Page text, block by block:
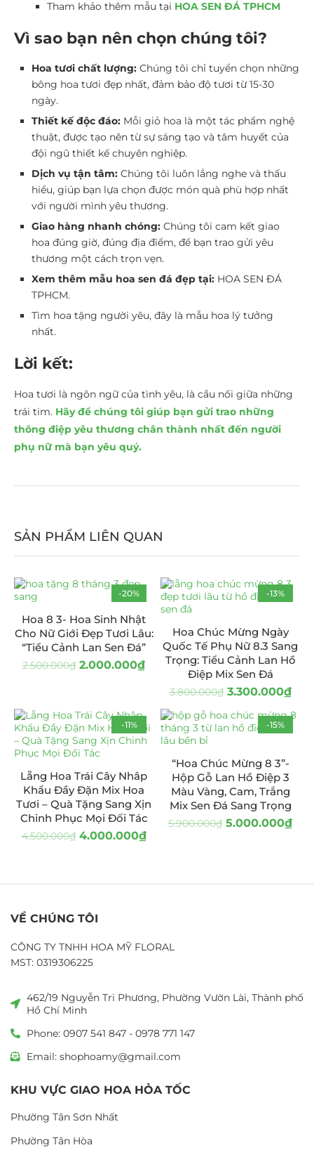
Tham khảo thêm mẫu tại HOA SEN ĐÁ TPHCM
Vì sao bạn nên chọn chúng tôi?
Hoa tươi chất lượng: Chúng tôi chỉ tuyển chọn những
bông hoa tươi đẹp nhất, đảm bảo độ tươi từ 15-30
ngày.
Thiết kế độc đáo: Mỗi giỏ hoa là một tác phẩm nghệ
thuật, được tạo nên từ sự sáng tạo và tâm huyết của
đội ngũ thiết kế chuyên nghiệp.
Dịch vụ tận tâm: Chúng tôi luôn lắng nghe và thấu
hiểu, giúp bạn lựa chọn được món quà phù hợp nhất
với người mình yêu thương.
Giao hàng nhanh chóng: Chúng tôi cam kết giao
hoa đúng giờ, đúng địa điểm, để bạn trao gửi yêu
thương một cách trọn vẹn.
Xem thêm mẫu hoa sen đá đẹp tại: HOA SEN ĐÁ
TPHCM.
Tìm hoa tặng người yêu, đây là mẫu hoa lý tưởng
nhất.
Lời kết:
Hoa tươi là ngôn ngữ của tình yêu, là cầu nối giữa những
trái tim. Hãy để chúng tôi giúp bạn gửi trao những
thông điệp yêu thương chân thành nhất đến người
phụ nữ mà bạn yêu quý.
SẢN PHẨM LIÊN QUAN
-20%
Hoa 8 3- Hoa Sinh Nhật
Cho Nữ Giới Đẹp Tươi Lâu:
“Tiểu Cảnh Lan Sen Đá”
2.500.000₫ 2.000.000₫
-13%
Hoa Chúc Mừng Ngày
Quốc Tế Phụ Nữ 8.3 Sang
Trọng: Tiểu Cảnh Lan Hồ
Điệp Mix Sen Đá
3.800.000₫ 3.300.000₫
-11%
Lẵng Hoa Trái Cây Nhâp
Khẩu Đầy Đặn Mix Hoa
Tươi – Quà Tặng Sang Xịn
Chinh Phục Mọi Đối Tác
4.500.000₫ 4.000.000₫
-15%
“Hoa Chúc Mừng 8 3”-
Hộp Gỗ Lan Hồ Điệp 3
Màu Vàng, Cam, Trắng
Mix Sen Đá Sang Trọng
5.900.000₫ 5.000.000₫
VỀ CHÚNG TÔI
CÔNG TY TNHH HOA MỸ FLORAL
MST: 0319306225
462/19 Nguyễn Tri Phương, Phường Vườn Lài, Thành phố
Hồ Chí Minh
Phone: 0907 541 847 - 0978 771 147
Email: shophoamy@gmail.com
KHU VỰC GIAO HOA HỎA TỐC
Phường Tân Sơn Nhất
Phường Tân Hòa